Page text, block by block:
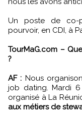
Un poste de co-
pourvoir, en CDI, à
TourMaG.com –
?
AF : Nous
job dating. Mardi
organisé à La
aux métiers de